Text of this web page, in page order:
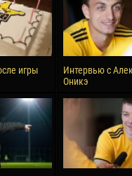
игры
Интервью с
Оникэ